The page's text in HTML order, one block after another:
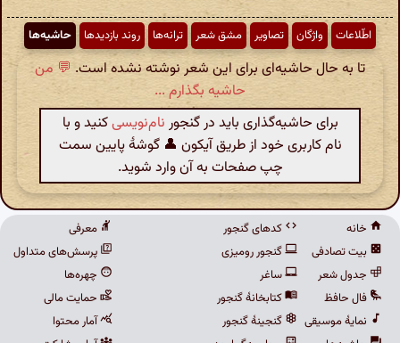
اطّلاعات واژگان تصاویر مشق شعر ترانه‌ها روند بازدیدها حاشیه‌ها
تا به حال حاشیه‌ای برای این شعر نوشته نشده است. 💬 من
حاشیه بگذارم ...
برای حاشیه‌گذاری باید در گنجور نام‌نویسیکنید و با
نام کاربری خود از طریق آیکون 👤 گوشهٔ پایین سمت
چپ صفحات به آن وارد شوید.
خانه
بیت تصادفی
جدول شعر
فال حافظ
نمایهٔ موسیقی
کدهای گنجور
گنجور رومیزی
ساغر
کتابخانهٔ گنجور
گنجینهٔ گنجور
معرفی
پرسش‌های متداول
چهره‌ها
حمایت مالی
آمار محتوا